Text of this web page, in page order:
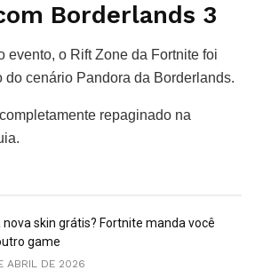
Borderlands 3
evento, o Rift Zone da Fortnite foi
do cenário Pandora da Borderlands.
repaginado na
nova skin grátis? Fortnite manda você
game
ABRIL DE 2026